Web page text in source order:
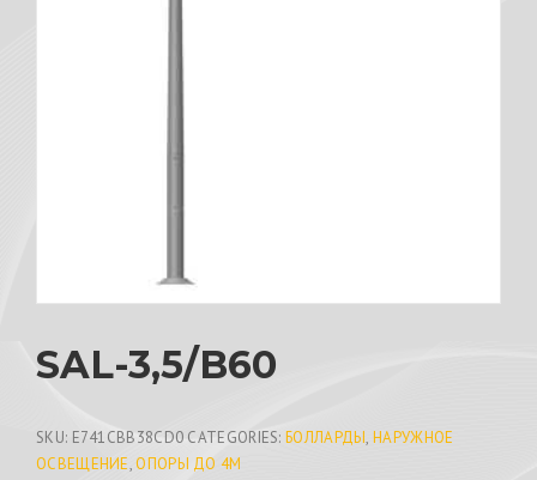
SAL-3,5/B60
SKU: E741CBB38CD0 CATEGORIES:БОЛЛАРДЫ,НАРУЖНОЕ
ОСВЕЩЕНИЕ,ОПОРЫ ДО 4М